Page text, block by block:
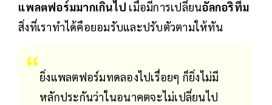
แพลตฟอร์มมากเกินไป เมื่อมีการเปลี่ยนอัลกอริทึม
สิ่งที่เราทำได้คือยอมรับและปรับตัวตามให้ทัน
ยิ่งแพลตฟอร์มทดลองไปเรื่อยๆ ก็ยิ่งไม่มี
หลักประกันว่าในอนาคตจะไม่เปลี่ยนไป